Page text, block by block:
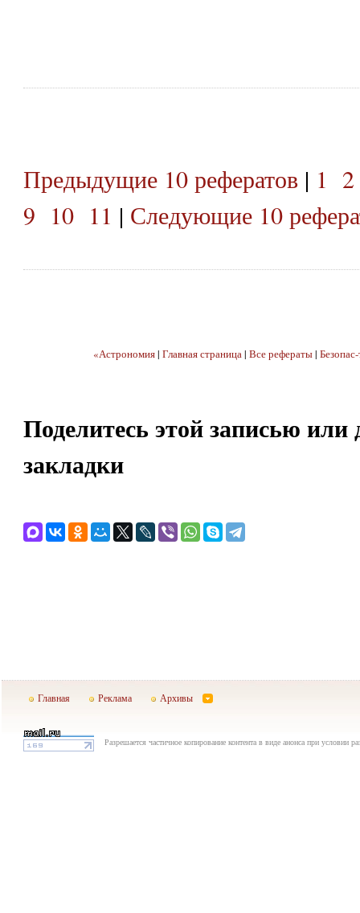
Предыдущие 10 рефератов | 1
2
9 10 11 | Следующие 10
«Астрономия| Главная страница| Все рефераты|
Поделитесь этой записью или
закладки
Главная Реклама Архивы
Разрешается частичное копирование контента в виде анонса при условии